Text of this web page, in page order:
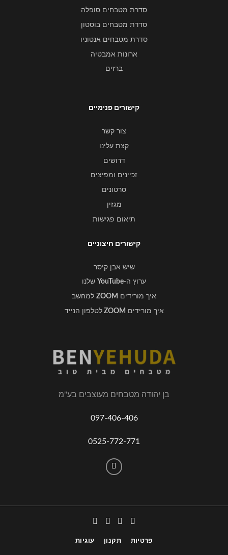
סדרת מטבחים סופלה
סדרת מטבחים בוסטון
סדרת מטבחים אנטוניו
ארונות אמבטיה
ברזים
קישורים פנימיים
צור קשר
קצת עלינו
דרושים
זכיינים ומפיצים
סרטונים
מגזין
תיאום פגישות
קישורים חיצוניים
שיש אבן קיסר
ערוץ ה-YouTube שלנו
איך מורידים ZOOM למחשב
איך מורידים ZOOM לטלפון הנייד
בן יהודה מטבחים מעוצבים בע"מ
097-406-406
0525-772-771
פרטיות תקנון עוגיות